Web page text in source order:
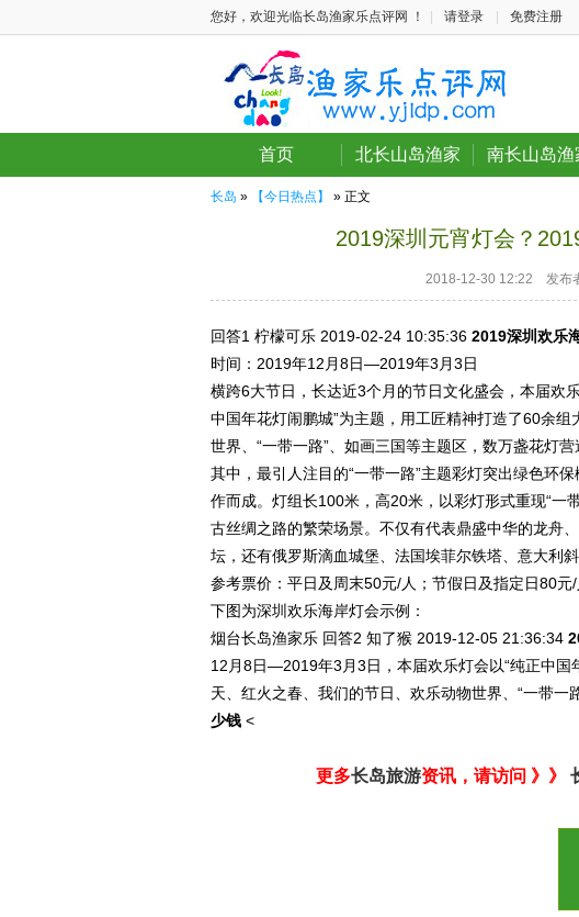
您好，欢迎光临长岛渔家乐点评网 ！ 请登录 免费注册
首页 北长山岛渔家 南长山岛渔
长岛 » 【今日热点】 » 正文
2019深圳元宵灯会？
2018-12-30 12:22 发布
回答1 柠檬可乐 2019-02-24 10:35:36 2019深圳欢乐
时间：2019年12月8日—2019年3月3日
横跨6大节日，长达近3个月的节日文化盛会，本届欢
中国年花灯闹鹏城”为主题，用工匠精神打造了60余
世界、“一带一路”、如画三国等主题区，数万盏花灯营
其中，最引人注目的“一带一路”主题彩灯突出绿色环
作而成。灯组长100米，高20米，以彩灯形式重现“一
古丝绸之路的繁荣场景。不仅有代表鼎盛中华的龙舟
坛，还有俄罗斯滴血城堡、法国埃菲尔铁塔、意大利
参考票价：平日及周末50元/人；节假日及指定日80元/
下图为深圳欢乐海岸灯会示例：
烟台长岛渔家乐 回答2 知了猴 2019-12-05 21:36:34
12月8日—2019年3月3日，本届欢乐灯会以“纯正中国
天、红火之春、我们的节日、欢乐动物世界、“一带
少钱 <
更多长岛旅游资讯，请访问 》》